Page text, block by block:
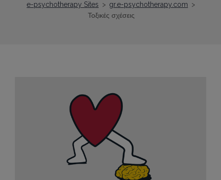
e-psychotherapy Sites > gr.e-psychotherapy.com >
Τοξικές σχέσεις